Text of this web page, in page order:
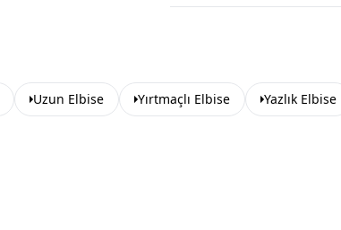
Uzun Elbise Yırtmaçlı Elbise Yazlık Elbise